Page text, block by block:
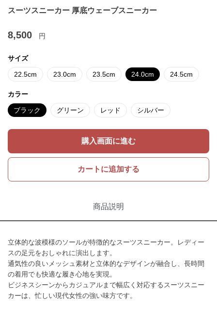
スーツスニーカー 厚底ウェーブスニーカー
8,500 円
サイズ
22.5cm 23.0cm 23.5cm 24.0cm 24.5cm
カラー
ブラック グリーン レッド シルバー
購入画面に進む
カートに追加する
商品説明
立体的な波模様のソールが特徴的なスーツスニーカー。レディー
スの足元をおしゃれに演出します。
通気性の良いメッシュ素材と立体的なデザインが融合し、長時間
の着用でも快適な履き心地を実現。
ビジネスシーンからカジュアルまで幅広く対応するスーツスニー
カーは、忙しい現代女性の強い味方です。